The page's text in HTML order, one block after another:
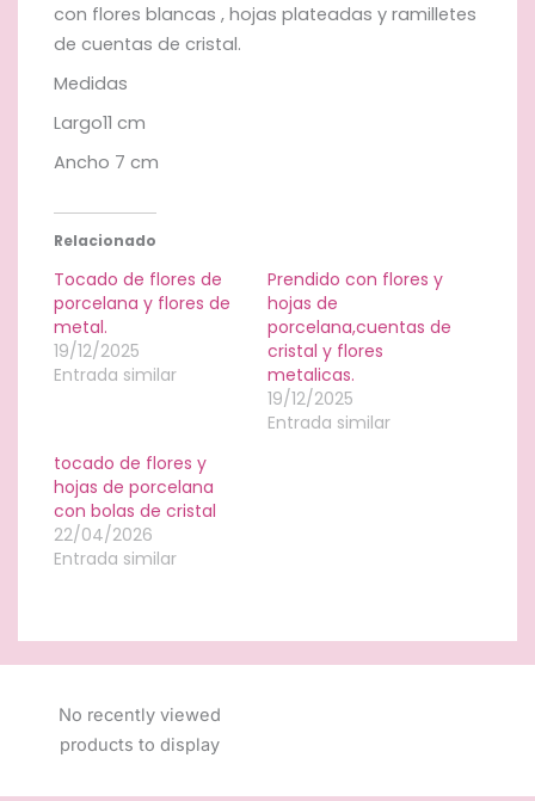
con flores blancas , hojas plateadas y ramilletes
de cuentas de cristal.
Medidas
Largo11 cm
Ancho 7 cm
Relacionado
Tocado de flores de
porcelana y flores de
metal.
19/12/2025
Entrada similar
Prendido con flores y
hojas de
porcelana,cuentas de
cristal y flores
metalicas.
19/12/2025
Entrada similar
tocado de flores y
hojas de porcelana
con bolas de cristal
22/04/2026
Entrada similar
No recently viewed
products to display